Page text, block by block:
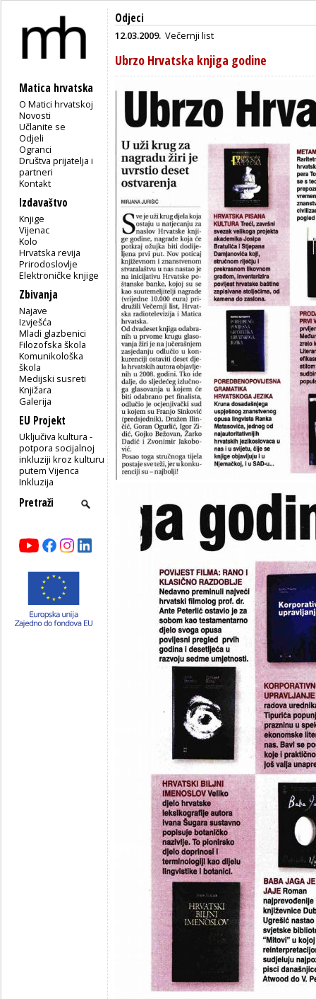
Matica hrvatska
O Matici hrvatskoj
Novosti
Učlanite se
Odjeli
Ogranci
Društva prijatelja i
partneri
Kontakt
Izdavaštvo
Knjige
Vijenac
Kolo
Hrvatska revija
Prirodoslovlje
Elektroničke knjige
Zbivanja
Najave
Izvješća
Mladi glazbenici
Filozofska škola
Komunikološka
škola
Medijski susreti
Knjižara
Galerija
EU Projekt
Uključiva kultura -
potpora socijalnoj
inkluziji kroz kulturu
putem Vijenca
Inkluzija
Odjeci
12.03.2009. Večernji list
Ubrzo Hrvatska knjiga godine